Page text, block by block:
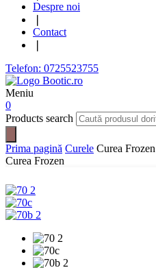
Despre noi
Contact
Telefon: 0725523755
Meniu
0
Products search
Prima pagină Curele Curea Frozen
Curea Frozen